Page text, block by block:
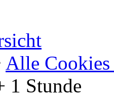
Alle Cookies
1 Stunde